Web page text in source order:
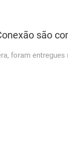
são
foram